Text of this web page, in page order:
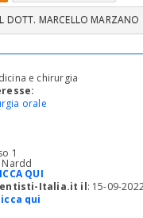
DOTT. MARCELLO MARZANO
e chirurgia
orale
1
Nardd
QUI
Italia.it il: 15-09-
qui